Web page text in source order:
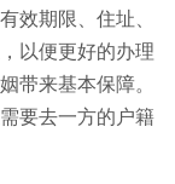
效期限、住址、
以便更好的办理
带来基本保障。
要去一方的户籍